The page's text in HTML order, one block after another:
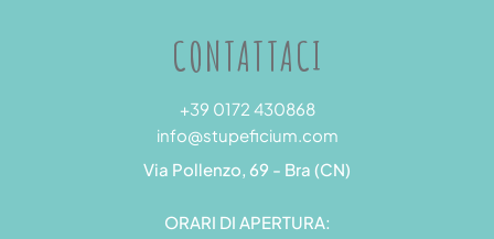
CONTATTACI
+39 0172 430868
info@stupeficium.com
Via Pollenzo, 69 - Bra (CN)
ORARI DI APERTURA: